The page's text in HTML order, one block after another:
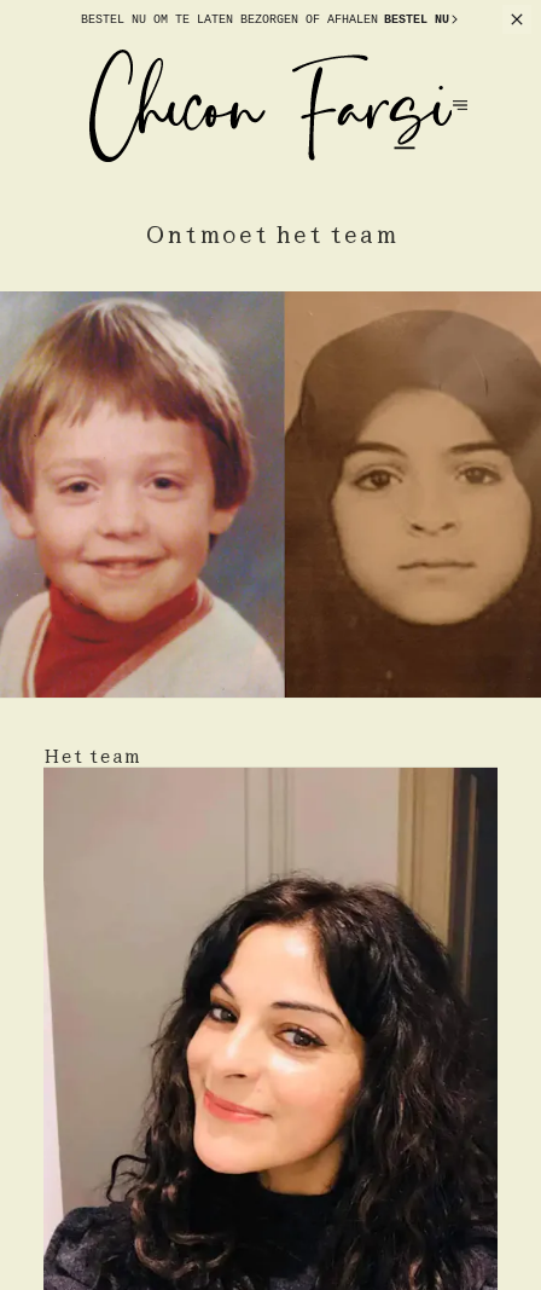
BESTEL NU OM TE LATEN BEZORGEN OF AFHALEN BESTEL NU
Ontmoet het team
Het team